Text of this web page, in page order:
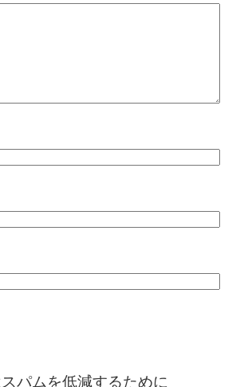
パムを低減するために